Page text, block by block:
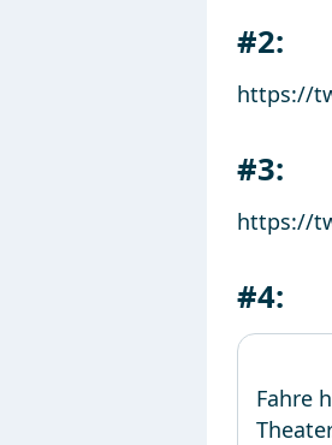
#2:
https://
#3:
https://
#4:
Fahre